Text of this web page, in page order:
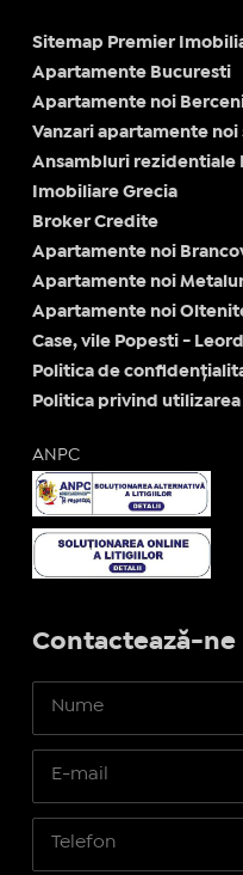
Sitemap Premier
Apartamente Bucuresti
Apartamente noi
Vanzari apartamente noi
Ansambluri rezidentiale
Imobiliare Grecia
Broker Credite
Apartamente noi
Apartamente noi
Apartamente noi
Case, vile Popesti -
Politica de
Politica privind
ANPC
Contactează-ne